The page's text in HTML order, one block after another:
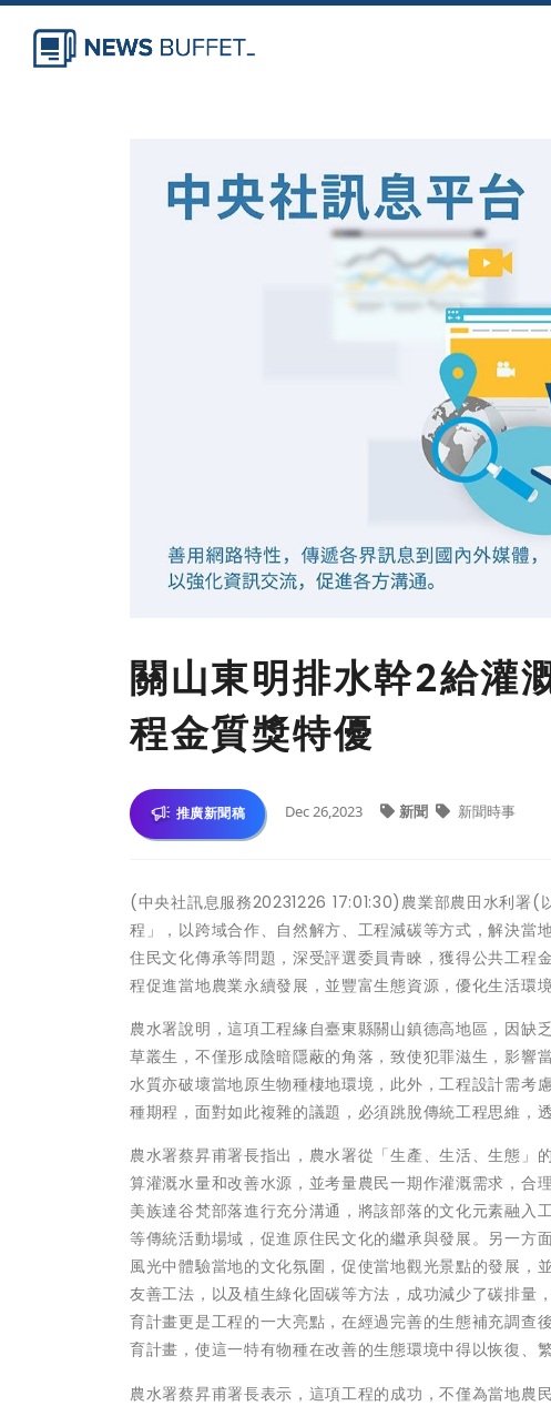
關山東明排水幹2給灌
程金質獎特優
推廣新聞稿 Dec 26,2023 新聞 新聞時事
(中央社訊息服務20231226 17:01:30)農業部農田水利署(
程」，以跨域合作、自然解方、工程減碳等方式，解決當
住民文化傳承等問題，深受評選委員青睞，獲得公共工
程促進當地農業永續發展，並豐富生態資源，優化生活環境
農水署說明，這項工程緣自臺東縣關山鎮德高地區，因缺
草叢生，不僅形成陰暗隱蔽的角落，致使犯罪滋生，影響
水質亦破壞當地原生物種棲地環境，此外，工程設計需考
種期程，面對如此複雜的議題，必須跳脫傳統工程思維，
農水署蔡昇甫署長指出，農水署從「生產、生活、生態」
算灌溉水量和改善水源，並考量農民一期作灌溉需求，合
美族達谷梵部落進行充分溝通，將該部落的文化元素融入
等傳統活動場域，促進原住民文化的繼承與發展。另一方
風光中體驗當地的文化氛圍，促使當地觀光景點的發展，
友善工法，以及植生綠化固碳等方法，成功減少了碳排量
育計畫更是工程的一大亮點，在經過完善的生態補充調
育計畫，使這一特有物種在改善的生態環境中得以恢復、
農水署蔡昇甫署長表示，這項工程的成功，不僅為當地農